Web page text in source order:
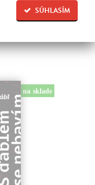
SÚHLASÍM
na sklade